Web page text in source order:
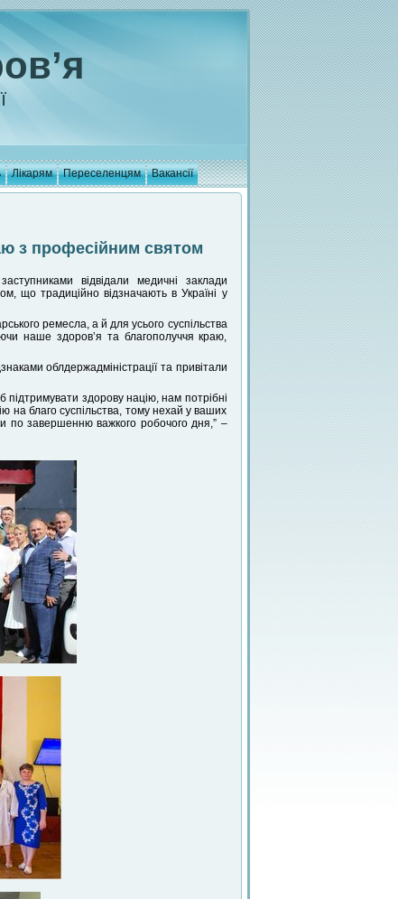
Лікарям Переселенцям Вакансії
з професійним святом
відвідали медичні заклади
що традиційно відзначають в Україні у
ремесла, а й для усього суспільства
наше здоров’я та благополуччя краю,
облдержадміністрації та привітали
здорову націю, нам потрібні
на благо суспільства, тому нехай у ваших
по завершенню важкого робочого дня,” –